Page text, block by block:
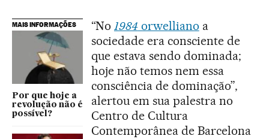
MAIS INFORMAÇÕES
Por que hoje a
revolução não é
possível?
“No 1984orwelliano a
sociedade era consciente de
que estava sendo dominada;
hoje não temos nem essa
consciência de dominação”,
alertou em sua palestra no
Centro de Cultura
Contemporânea de Barcelona